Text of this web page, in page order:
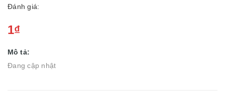
Đánh giá:
1₫
Mô tả:
Đang cập nhật